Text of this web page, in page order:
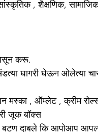
, शैक्षणिक,
करू.
घागरी घेऊन ओलेत्या
मस्का , ऑम्लेट , क्रीम
जूक बॉक्स
दाबले कि आपोआप